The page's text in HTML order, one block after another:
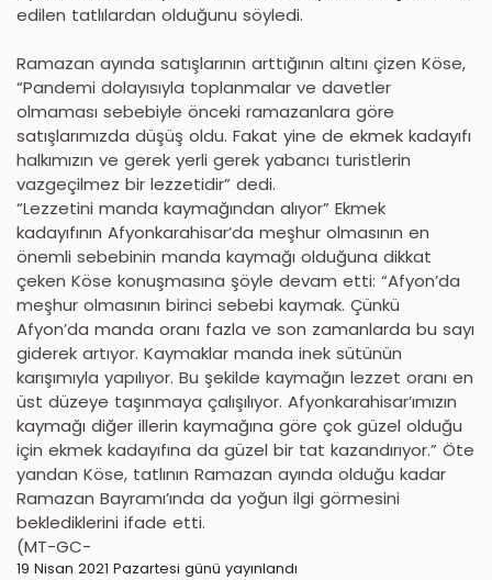
edilen tatlılardan olduğunu söyledi.
Ramazan ayında satışlarının arttığının altını çizen Köse,
“Pandemi dolayısıyla toplanmalar ve davetler
olmaması sebebiyle önceki ramazanlara göre
satışlarımızda düşüş oldu. Fakat yine de ekmek kadayıfı
halkımızın ve gerek yerli gerek yabancı turistlerin
vazgeçilmez bir lezzetidir” dedi.
“Lezzetini manda kaymağından alıyor” Ekmek
kadayıfının Afyonkarahisar’da meşhur olmasının en
önemli sebebinin manda kaymağı olduğuna dikkat
çeken Köse konuşmasına şöyle devam etti: “Afyon’da
meşhur olmasının birinci sebebi kaymak. Çünkü
Afyon’da manda oranı fazla ve son zamanlarda bu sayı
giderek artıyor. Kaymaklar manda inek sütünün
karışımıyla yapılıyor. Bu şekilde kaymağın lezzet oranı en
üst düzeye taşınmaya çalışılıyor. Afyonkarahisar’ımızın
kaymağı diğer illerin kaymağına göre çok güzel olduğu
için ekmek kadayıfına da güzel bir tat kazandırıyor.” Öte
yandan Köse, tatlının Ramazan ayında olduğu kadar
Ramazan Bayramı’ında da yoğun ilgi görmesini
beklediklerini ifade etti.
(MT-GC-
19 Nisan 2021 Pazartesi günü yayınlandı